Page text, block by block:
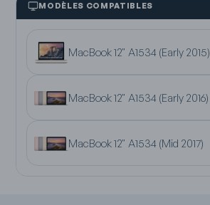
MODÈLES COMPATIBLES
MacBook 12" A1534 (Early 2015)
MacBook 12" A1534 (Early 2016)
MacBook 12" A1534 (Mid 2017)